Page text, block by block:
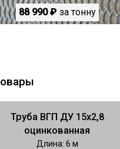
88 990 ₽ за тонну
Труба ВГП ДУ 15х2,8
оцинкованная
Длина: 6 м